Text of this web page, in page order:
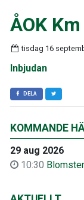
KOMMANDE
29 aug 2026
10:30
ÅOK
tisdag 16
Inbjudan
DELA